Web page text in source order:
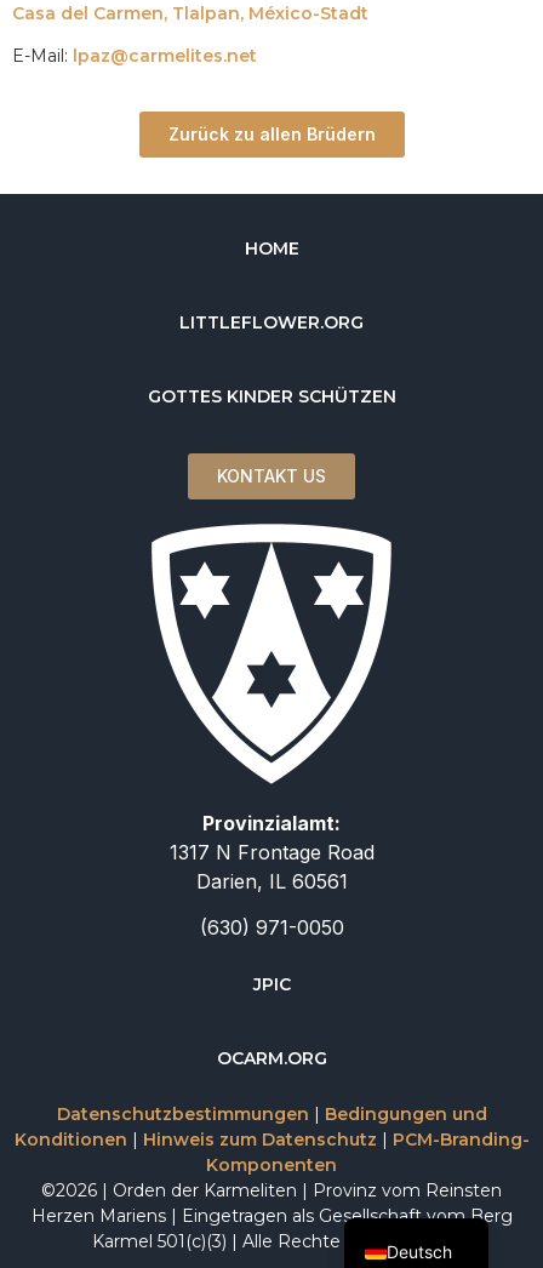
Casa del Carmen, Tlalpan, México-Stadt
E-Mail: lpaz@carmelites.net
Zurück zu allen Brüdern
HOME
LITTLEFLOWER.ORG
GOTTES KINDER SCHÜTZEN
KONTAKT US
Provinzialamt:
1317 N Frontage Road
Darien, IL 60561
(630) 971-0050
JPIC
OCARM.ORG
Datenschutzbestimmungen
Bedingungen und
Konditionen
Hinweis zum Datenschutz
PCM-Branding-
Komponenten
©2026 | Orden der Karmeliten | Provinz vom Reinsten
Herzen Mariens | Eingetragen als Gesellschaft vom Berg
Karmel 501(c)(3) | Alle Rechte vorbehalten.
Deutsch
English
Italiano